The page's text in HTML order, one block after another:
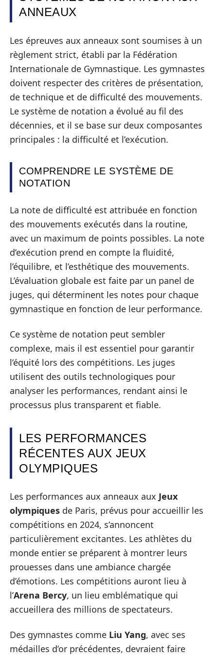
ANNEAUX
Les épreuves aux anneaux sont soumises à un
règlement strict, établi par la Fédération
Internationale de Gymnastique. Les gymnastes
doivent respecter des critères de présentation,
de technique et de difficulté des mouvements.
Le système de notation a évolué au fil des
décennies, et il se base sur deux composantes
principales : la difficulté et l’exécution.
COMPRENDRE LE SYSTÈME DE
NOTATION
La note de difficulté est attribuée en fonction
des mouvements exécutés dans la routine,
avec un maximum de points possibles. La note
d’exécution prend en compte la fluidité,
l’équilibre, et l’esthétique des mouvements.
L’évaluation globale est faite par un panel de
juges, qui déterminent les notes pour chaque
gymnastique en fonction de leur performance.
Ce système de notation peut sembler
complexe, mais il est essentiel pour garantir
l’équité lors des compétitions. Les juges
utilisent des outils technologiques pour
analyser les performances, rendant ainsi le
processus plus transparent et fiable.
LES PERFORMANCES
RÉCENTES AUX JEUX
OLYMPIQUES
Les performances aux anneaux aux Jeux
olympiques de Paris, prévus pour accueillir les
compétitions en 2024, s’annoncent
particulièrement excitantes. Les athlètes du
monde entier se préparent à montrer leurs
prouesses dans une ambiance chargée
d’émotions. Les compétitions auront lieu à
l’Arena Bercy, un lieu emblématique qui
accueillera des millions de spectateurs.
Des gymnastes comme Liu Yang, avec ses
médailles d’or précédentes, devraient faire